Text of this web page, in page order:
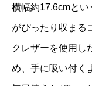
横幅約17.6cmと
がぴったり収まる
クレザーを使用し
め、手に吸い付く